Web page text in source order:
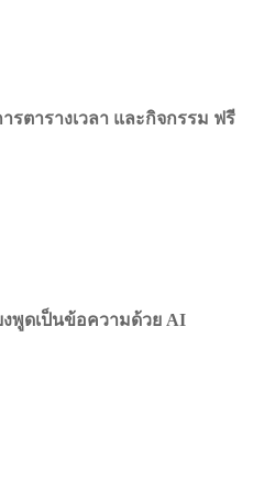
รตารางเวลา และกิจกรรม ฟรี
งพูดเป็นข้อความด้วย AI